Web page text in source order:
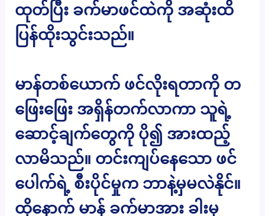
ထုတ်ပြီး ခက်မာဖင်ထဲကို အဆုံးထိ
ပြန်ထိုးသွင်းသည်။
မာန်တစ်ယောက် ဖင်လိုးရတာကို တ
ဖြေးဖြေး အရှိန်တက်လာကာ သူရဲ့
ဆောင့်ချက်တွေကို ပို၍ အားထည့်
လာမိသည်။ တင်းကျပ်နေသော ဖင်
ပေါက်ရဲ့ စီးပိုင်မှုက ဘာနဲ့မှမလဲနိုင်။
ထိုနောက် မာန် ခက်မာအား ခါးမှ